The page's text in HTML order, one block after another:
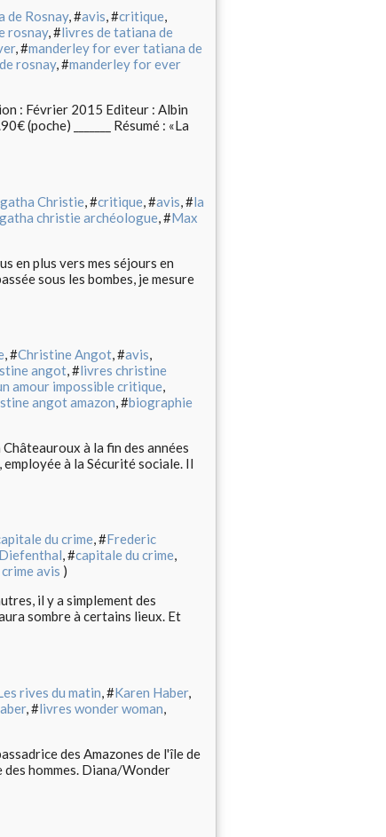
de Rosnay, #avis, #critique,
rosnay, #livres de tatiana de
, #manderley for ever tatiana de
rosnay, #manderley for ever
: Février 2015 Editeur : Albin
(poche) _______ Résumé : «La
Christie , #critique , #avis , #la
christie archéologue , #Max
en plus vers mes séjours en
sous les bombes, je mesure
, #Christine Angot, #avis,
angot, #livres christine
amour impossible critique,
angot amazon, #biographie
à la fin des années
à la Sécurité sociale. Il
du crime, #Frederic
, #capitale du crime,
avis )
il y a simplement des
sombre à certains lieux. Et
rives du matin, #Karen Haber,
, #livres wonder woman,
des Amazones de l'île de
des hommes. Diana/Wonder